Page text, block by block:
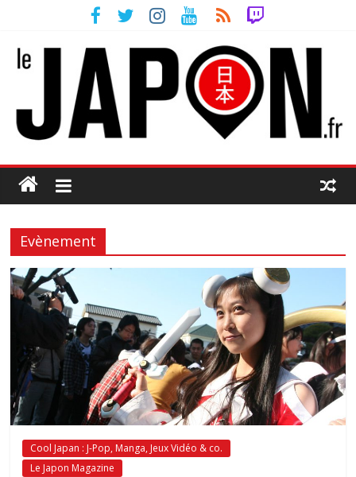
Evènement
Cool Japan : J-Pop, Manga, Jeux Vidéo & co.
Le Japon Magazine